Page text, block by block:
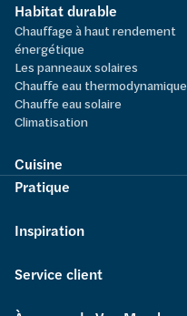
Habitat durable
Chauffage à haut rendement
énergétique
Les panneaux solaires
Chauffe eau thermodynamique
Chauffe eau solaire
Climatisation
Cuisine
Pratique
Inspiration
Service client